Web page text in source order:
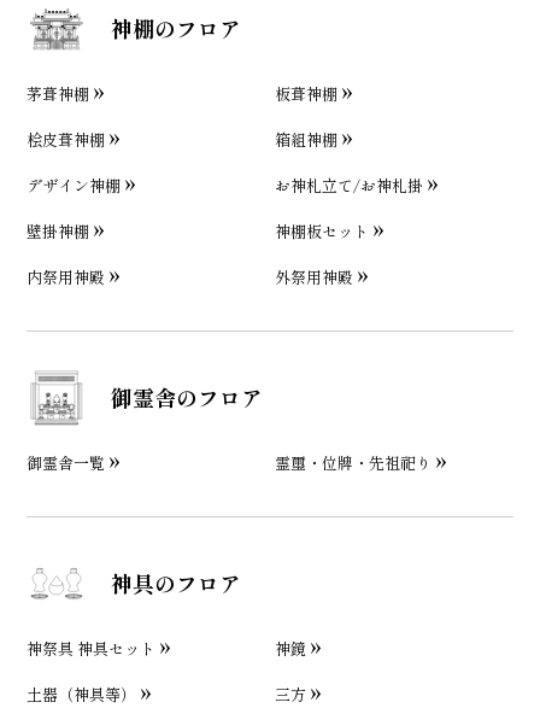
神棚のフロア
茅葺神棚
板葺神棚
桧皮葺神棚
箱組神棚
デザイン神棚
お神札立て/お神札掛
壁掛神棚
神棚板セット
内祭用神殿
外祭用神殿
御霊舎のフロア
御霊舎一覧 霊璽・位牌・先祖祀り
神具のフロア
神祭具 神具セット
神鏡
土器（神具等）
三方